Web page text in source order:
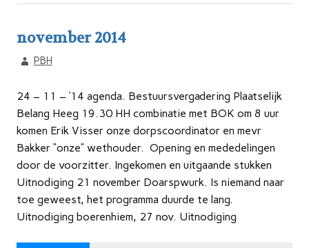
november 2014
PBH
24 – 11 – ‘14 agenda. Bestuursvergadering Plaatselijk
Belang Heeg 19.30 HH combinatie met BOK om 8 uur
komen Erik Visser onze dorpscoordinator en mevr
Bakker “onze” wethouder. Opening en mededelingen
door de voorzitter. Ingekomen en uitgaande stukken
Uitnodiging 21 november Doarspwurk. Is niemand naar
toe geweest, het programma duurde te lang.
Uitnodiging boerenhiem, 27 nov. Uitnodiging